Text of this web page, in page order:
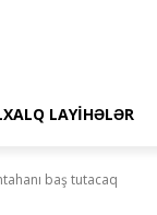
LAYIHƏLƏR
baş tutacaq